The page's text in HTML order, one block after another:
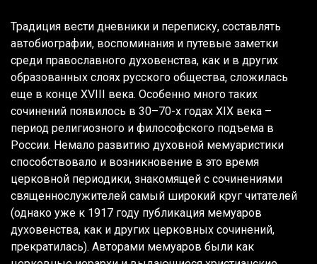
Традиция вести дневники и переписку, составлять
автобиографии, воспоминания и путевые заметки
среди православного духовенства, как и в других
образованных слоях русского общества, сложилась
еще в конце XVIII века. Особенно много таких
сочинений появилось в 30–70-х годах XIX века –
период религиозного и философского подъема в
России. Немало развитию духовной мемуаристики
способствовало и возникновение в это время
церковной периодики, знакомящей с сочинениями
священнослужителей самый широкий круг читателей
(однако уже к 1917 году публикация мемуаров
духовенства, как и других церковных сочинений,
прекратилась). Авторами мемуаров были как